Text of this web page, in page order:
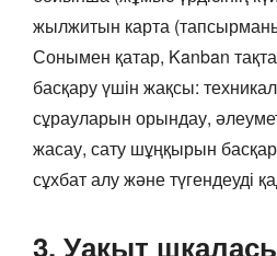
жылжитын карта (тапсырманы
Сонымен қатар, Kanban
басқару үшін жақсы:
сұрауларын орындау,
жасау, сату шұңқырын
сұхбат алу және түгендеуді
3. Уақыт